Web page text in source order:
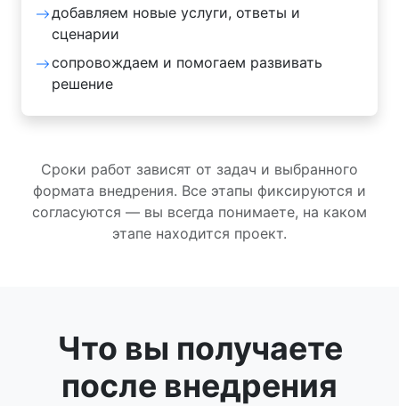
добавляем новые услуги, ответы и
сценарии
сопровождаем и помогаем развивать
решение
Сроки работ зависят от задач и выбранного
формата внедрения. Все этапы фиксируются и
согласуются — вы всегда понимаете, на каком
этапе находится проект.
Что вы получаете
после внедрения